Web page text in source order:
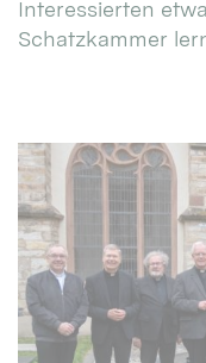
Interessierten
Schatzkammer